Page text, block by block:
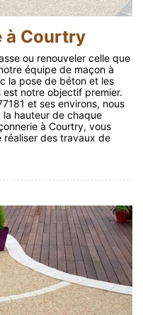
à Courtry
ou renouveler celle que
équipe de maçon à
la pose de béton et les
notre objectif premier.
et ses environs, nous
hauteur de chaque
à Courtry, vous
réaliser des travaux de